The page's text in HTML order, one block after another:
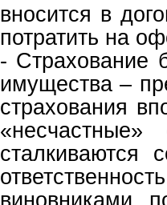
вносится в
потратить на
- Страхование
имущества –
страхования
сталкиваются
виновниками